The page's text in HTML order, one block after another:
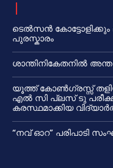
ടെൽസൻ
പുരസ്കാരം
ശാന്തിനികേതനിൽ
യൂത്ത് കോൺഗ്രസ്സ്
എൽ സി പ്ലസ് ടു
കരസ്ഥമാക്കിയ
“നവ് ഓറ” പരിപാടി